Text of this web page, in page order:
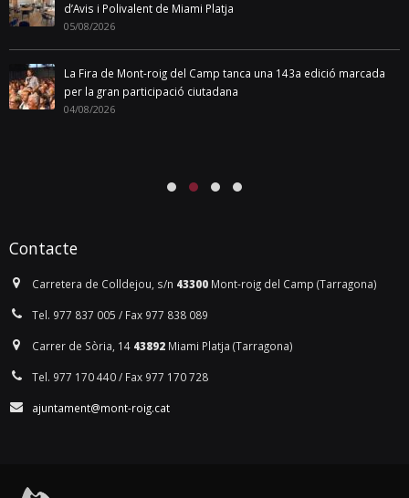
d’Avis i Polivalent de Miami Platja
05/08/2026
La Fira de Mont-roig del Camp tanca una 143a edició marcada
per la gran participació ciutadana
04/08/2026
Contacte
Carretera de Colldejou, s/n 43300 Mont-roig del Camp (Tarragona)
Tel. 977 837 005 / Fax 977 838 089
Carrer de Sòria, 14 43892 Miami Platja (Tarragona)
Tel. 977 170 440 / Fax 977 170 728
ajuntament@mont-roig.cat